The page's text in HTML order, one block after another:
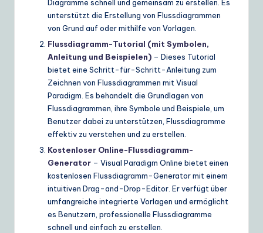
Diagramme schnell und gemeinsam zu erstellen. Es
unterstützt die Erstellung von Flussdiagrammen
von Grund auf oder mithilfe von Vorlagen.
Flussdiagramm-Tutorial (mit Symbolen,
Anleitung und Beispielen) – Dieses Tutorial
bietet eine Schritt-für-Schritt-Anleitung zum
Zeichnen von Flussdiagrammen mit Visual
Paradigm. Es behandelt die Grundlagen von
Flussdiagrammen, ihre Symbole und Beispiele, um
Benutzer dabei zu unterstützen, Flussdiagramme
effektiv zu verstehen und zu erstellen.
Kostenloser Online-Flussdiagramm-
Generator – Visual Paradigm Online bietet einen
kostenlosen Flussdiagramm-Generator mit einem
intuitiven Drag-and-Drop-Editor. Er verfügt über
umfangreiche integrierte Vorlagen und ermöglicht
es Benutzern, professionelle Flussdiagramme
schnell und einfach zu erstellen.